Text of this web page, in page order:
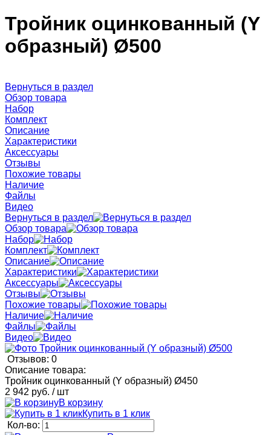
Тройник оцинкованный (Y
образный) Ø500
Вернуться в раздел
Обзор товара
Набор
Комплект
Описание
Характеристики
Аксессуары
Отзывы
Похожие товары
Наличие
Файлы
Видео
Вернуться в раздел
Обзор товара
Набор
Комплект
Описание
Характеристики
Аксессуары
Отзывы
Похожие товары
Наличие
Файлы
Видео
Отзывов: 0
Описание товара:
Тройник оцинкованный (Y образный) Ø450
2 942 руб. / шт
В корзину
Купить в 1 клик
Кол-во: